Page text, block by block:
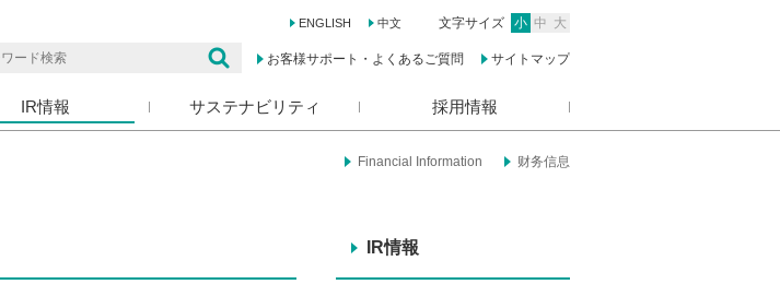
IR情報 サステナビリティ 採用情報
文字サイズ 小 中 大
お客様サポート・よくあるご質問 サイトマップ
ENGLISH 中文
Financial Information 财务信息
IR情報